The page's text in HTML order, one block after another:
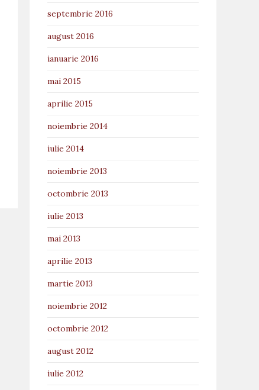
septembrie 2016
august 2016
ianuarie 2016
mai 2015
aprilie 2015
noiembrie 2014
iulie 2014
noiembrie 2013
octombrie 2013
iulie 2013
mai 2013
aprilie 2013
martie 2013
noiembrie 2012
octombrie 2012
august 2012
iulie 2012